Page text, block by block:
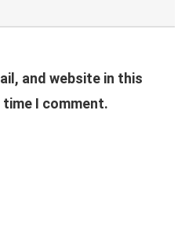
and website in this
I comment.